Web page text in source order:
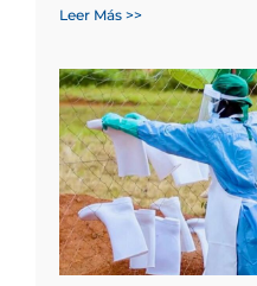
Leer Más >>